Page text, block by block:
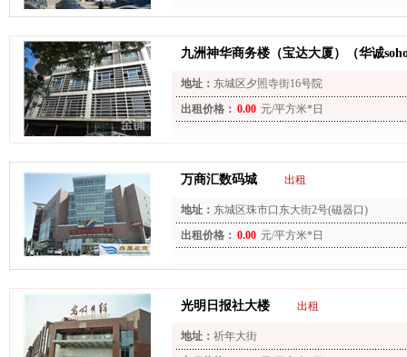
九洲神华商务楼（宝达大厦）（华诚
地址： 东城区夕照寺街16号院
出租价格： 0.00 元/平方米*日
万商汇数码城 出租
地址： 东城区珠市口东大街2号(磁器口)
出租价格： 0.00 元/平方米*日
光明日报社大楼 出租
地址： 祈年大街